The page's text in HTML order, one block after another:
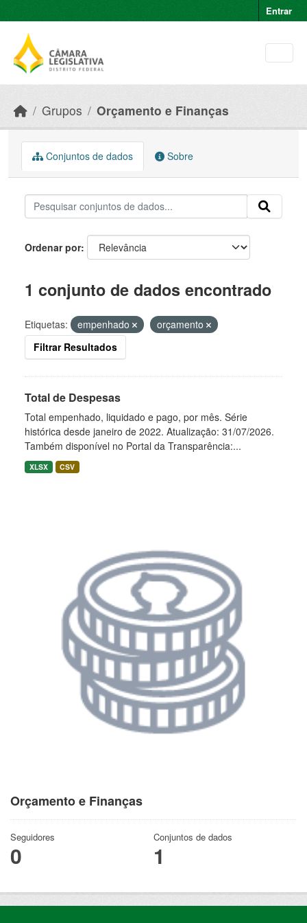
Entrar
Grupos Orçamento e Finanças
Orçamento e Finanças
Seguidores
0
Conjuntos de dados
1
Conjuntos de dados Sobre
Ordenar por
1 conjunto de dados encontrado
Etiquetas: empenhado
orçamento
Filtrar Resultados
Total de Despesas
Total empenhado, liquidado e pago, por mês. Série
histórica desde janeiro de 2022. Atualização: 31/07/2026.
Também disponível no Portal da Transparência:...
XLSX CSV